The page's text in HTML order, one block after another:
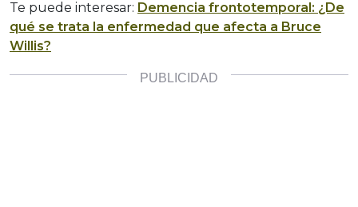
Te puede interesar: Demencia frontotemporal: ¿De
qué se trata la enfermedad que afecta a Bruce
Willis?